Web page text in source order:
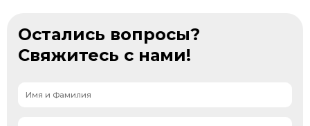
Остались вопросы?
Свяжитесь с нами!